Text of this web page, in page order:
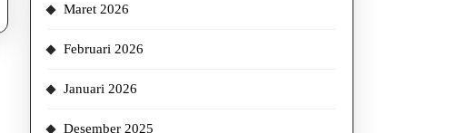
Maret 2026
Februari 2026
Januari 2026
Desember 2025